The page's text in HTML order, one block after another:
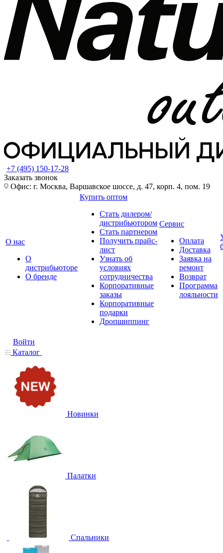
+7 (495) 150-17-28
Заказать звонок
Офис: г. Москва, Варшавское шоссе, д. 47, корп. 4, пом. 19
О нас
О
дистрибьюторе
О бренде
Купить оптом
Стать дилером/
дистрибьютором
Стать партнером
Получить прайс-
лист
Узнать об
условиях
сотрудничества
Корпоративные
заказы
Корпоративные
подарки
Дропшиппинг
Сервис
Оплата
Доставка
Заявка на
ремонт
Возврат
Программа
лояльности
Войти
Каталог
Новинки
Палатки
Спальники